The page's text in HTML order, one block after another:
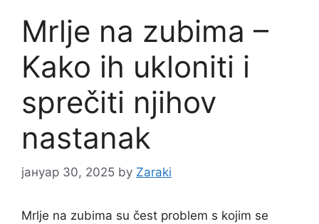
Mrlje na zubima –
Kako ih ukloniti i
sprečiti njihov
nastanak
јануар 30, 2025 by Zaraki
Mrlje na zubima su čest problem s kojim se